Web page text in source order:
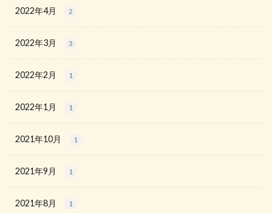
2022年4月 2
2022年3月 3
2022年2月 1
2022年1月 1
2021年10月 1
2021年9月 1
2021年8月 1